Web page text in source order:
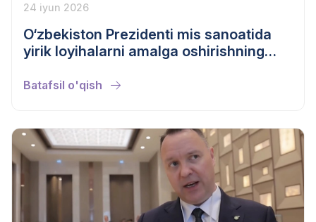
24 iyun 2026
O‘zbekiston Prezidenti mis sanoatida
yirik loyihalarni amalga oshirishning
Batafsil o'qish